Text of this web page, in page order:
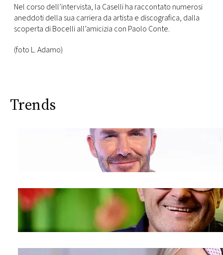
RMC
CONSIGLIA
Nel corso dell’intervista, la Caselli ha raccontato numerosi
aneddoti della sua carriera da artista e discografica, dalla
scoperta di Bocelli all’amicizia con Paolo Conte.
(foto L. Adamo)
Trends